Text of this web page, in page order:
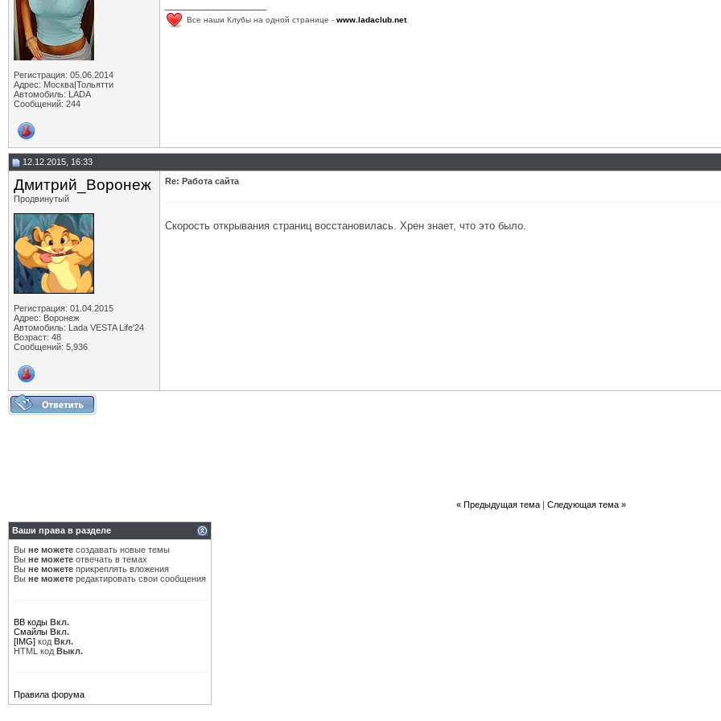
Регистрация: 05.06.2014
Адрес: Москва|Тольятти
Автомобиль: LADA
Сообщений: 244
Все наши Клубы на одной странице - www.ladaclub.net
12.12.2015, 16:33
Дмитрий_Воронеж
Продвинутый
Регистрация: 01.04.2015
Адрес: Воронеж
Автомобиль: Lada VESTA Life'24
Возраст: 48
Сообщений: 5,936
Re: Работа сайта
Скорость открывания страниц восстановилась. Хрен знает, что это было.
« Предыдущая тема| Следующая тема »
Ваши права в разделе
Вы не можете создавать новые темы
Вы не можете отвечать в темах
Вы не можете прикреплять вложения
Вы не можете редактировать свои сообщения
BB коды Вкл.
Смайлы Вкл.
[IMG] код Вкл.
HTML код Выкл.
Правила форума